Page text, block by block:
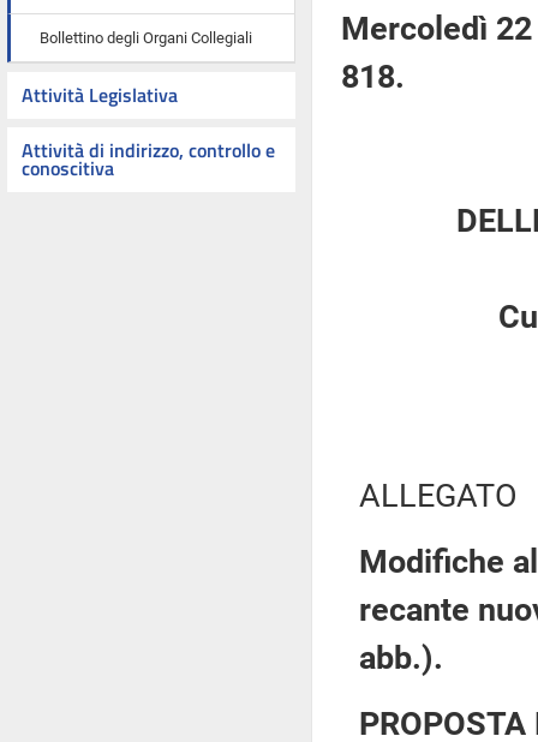
Bollettino degli Organi Collegiali
Attività Legislativa
Attività di indirizzo, controllo e
conoscitiva
Mercoledì
818.
ALLEGATO
Modifiche
recante
abb.).
PROPOSTA